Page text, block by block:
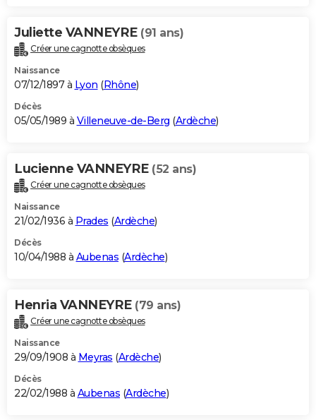
Juliette VANNEYRE (91 ans)
Créer une cagnotte obsèques
Naissance
07/12/1897 à Lyon (Rhône)
Décès
05/05/1989 à Villeneuve-de-Berg (Ardèche)
Lucienne VANNEYRE (52 ans)
Créer une cagnotte obsèques
Naissance
21/02/1936 à Prades (Ardèche)
Décès
10/04/1988 à Aubenas (Ardèche)
Henria VANNEYRE (79 ans)
Créer une cagnotte obsèques
Naissance
29/09/1908 à Meyras (Ardèche)
Décès
22/02/1988 à Aubenas (Ardèche)